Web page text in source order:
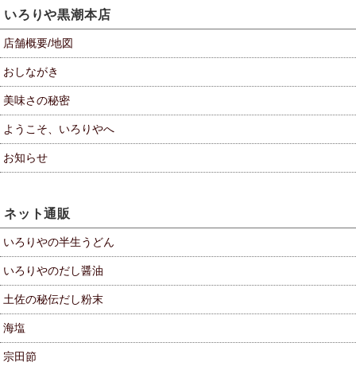
いろりや黒潮本店
店舗概要/地図
おしながき
美味さの秘密
ようこそ、いろりやへ
お知らせ
ネット通販
いろりやの半生うどん
いろりやのだし醤油
土佐の秘伝だし粉末
海塩
宗田節